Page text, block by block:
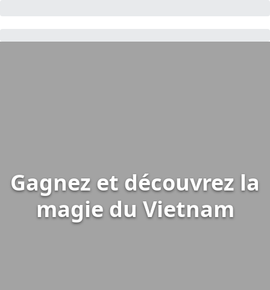
Gagnez et découvrez la
magie du Vietnam